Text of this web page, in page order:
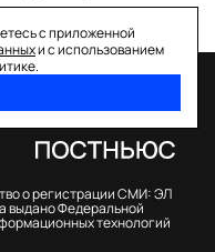
с приложенной
и с использованием
о регистрации СМИ: ЭЛ
выдано Федеральной
технологий